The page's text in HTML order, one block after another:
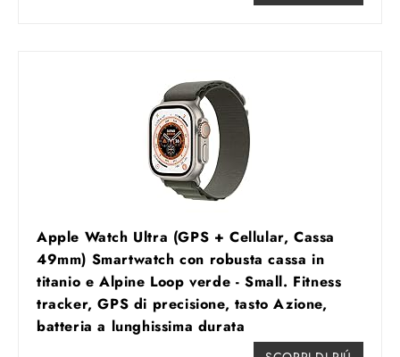
Apple Watch Ultra (GPS + Cellular, Cassa
49mm) Smartwatch con robusta cassa in
titanio e Alpine Loop verde - Small. Fitness
tracker, GPS di precisione, tasto Azione,
batteria a lunghissima durata